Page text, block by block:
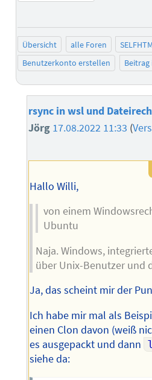
Übersicht alle Foren
Benutzerkonto erstellen
rsync in wsl und
Jörg 17.08.2022 11:33 (
Hallo Willi,
von einem
Ubuntu
Naja. Windows,
über Unix-Benutzer und
Ja, das scheint mir der
Ich habe mir mal als
einen Clon davon (weiß
es ausgepackt und dann
siehe da: